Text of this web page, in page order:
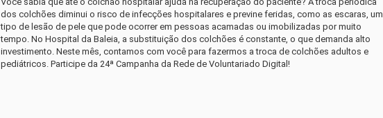
dos colchões diminui o risco de infecções hospitalares e previne feridas, como as escaras, um
tipo de lesão de pele que pode ocorrer em pessoas acamadas ou imobilizadas por muito
tempo. No Hospital da Baleia, a substituição dos colchões é constante, o que demanda alto
investimento. Neste mês, contamos com você para fazermos a troca de colchões adultos e
pediátricos. Participe da 24ª Campanha da Rede de Voluntariado Digital!